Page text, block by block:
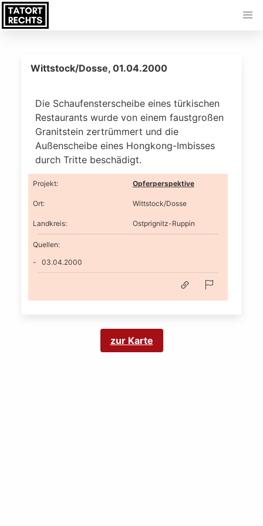
Wittstock/Dosse, 01.04.2000
Die Schaufensterscheibe eines türkischen
Restaurants wurde von einem faustgroßen
Granitstein zertrümmert und die
Außenscheibe eines Hongkong-Imbisses
durch Tritte beschädigt.
Projekt: Opferperspektive
Ort: Wittstock/Dosse
Landkreis: Ostprignitz-Ruppin
Quellen:
03.04.2000
zur Karte